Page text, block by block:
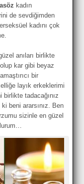
kadın
de sevdiğimden
kadını çok
anıları birlikte
kar gibi beyaz
bir
layık erkeklerimi
birlikte tadacağınız
beni ararsınız. Ben
sizinle en güzel